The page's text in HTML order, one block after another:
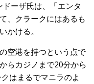
ーザ氏は、「エンタ
、クラークにはあるも
かける。
空港を持つという点で
らカジノまで20分から
はまるでマニラのよ